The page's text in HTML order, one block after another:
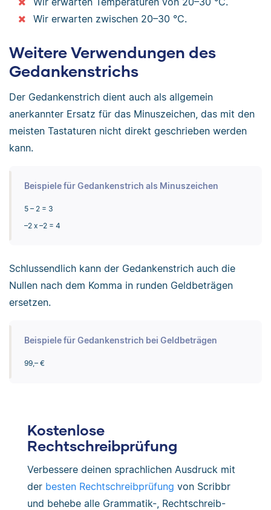
Wir erwarten zwischen 20–30 °C.
Weitere Verwendungen des
Gedankenstrichs
Der Gedankenstrich dient auch als allgemein
anerkannter Ersatz für das Minuszeichen, das mit den
meisten Tastaturen nicht direkt geschrieben werden
kann.
Beispiele für Gedankenstrich als Minuszeichen
5 – 2 = 3
–2 x –2 = 4
Schlussendlich kann der Gedankenstrich auch die
Nullen nach dem Komma in runden Geldbeträgen
ersetzen.
Beispiele für Gedankenstrich bei Geldbeträgen
99,– €
Kostenlose
Rechtschreibprüfung
Verbessere deinen sprachlichen Ausdruck mit
der besten Rechtschreibprüfung von Scribbr
und behebe alle Grammatik-, Rechtschreib-